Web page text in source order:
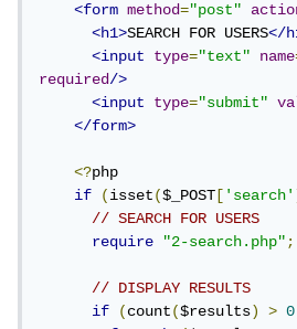
<form
method="post"
<h1>SEARCH FOR USERS</
<input
type="text"
required/>
<input
type="submit"
</form>
<?php
if
(isset($_POST [
// SEARCH FOR USERS
require
"2-search.php";
// DISPLAY RESULTS
if
(count($results) >